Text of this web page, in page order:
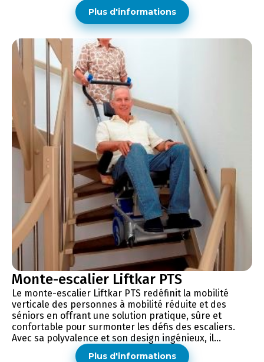
Plus d'informations
Monte-escalier Liftkar PTS
Le monte-escalier Liftkar PTS redéfinit la mobilité
verticale des personnes à mobilité réduite et des
séniors en offrant une solution pratique, sûre et
confortable pour surmonter les défis des escaliers.
Avec sa polyvalence et son design ingénieux, il...
Plus d'informations